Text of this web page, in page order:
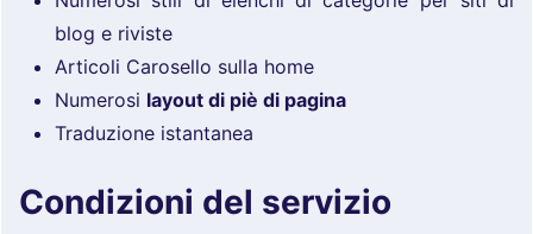
blog e riviste
Articoli Carosello sulla home
Numerosi layout di piè di pagina
Traduzione istantanea
Condizioni del servizio